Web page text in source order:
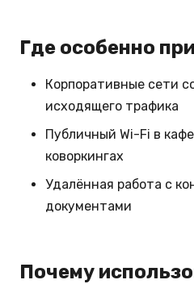
Где особенно
Корпоративные сети
исходящего трафика
Публичный Wi-Fi в
коворкингах
Удалённая работа с
документами
Почему